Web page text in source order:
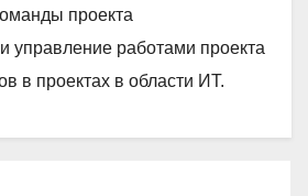
проекта
управление работами проекта
в проектах в области ИТ.